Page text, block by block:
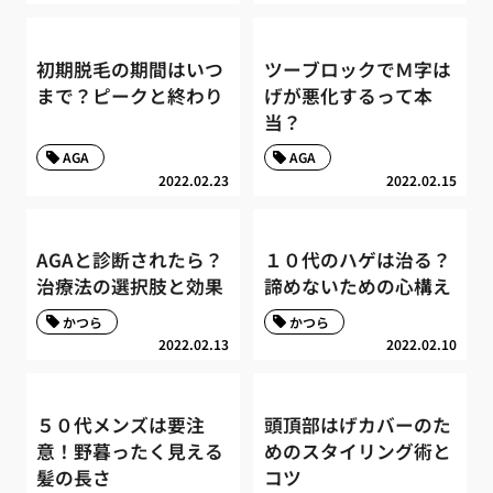
初期脱毛の期間はいつ
まで？ピークと終わり
2022.02.23
AGA
ツーブロックでＭ字は
げが悪化するって本
当？
2022.02.15
AGA
AGAと診断されたら？
治療法の選択肢と効果
2022.02.13
かつら
１０代のハゲは治る？
諦めないための心構え
2022.02.10
かつら
５０代メンズは要注
意！野暮ったく見える
髪の長さ
頭頂部はげカバーのた
めのスタイリング術と
コツ